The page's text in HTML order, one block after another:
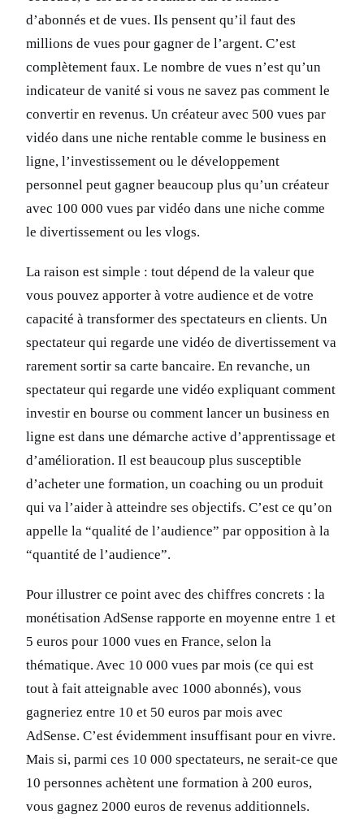
d’abonnés et de vues. Ils pensent qu’il faut des
millions de vues pour gagner de l’argent. C’est
complètement faux. Le nombre de vues n’est qu’un
indicateur de vanité si vous ne savez pas comment le
convertir en revenus. Un créateur avec 500 vues par
vidéo dans une niche rentable comme le business en
ligne, l’investissement ou le développement
personnel peut gagner beaucoup plus qu’un créateur
avec 100 000 vues par vidéo dans une niche comme
le divertissement ou les vlogs.
La raison est simple : tout dépend de la valeur que
vous pouvez apporter à votre audience et de votre
capacité à transformer des spectateurs en clients. Un
spectateur qui regarde une vidéo de divertissement va
rarement sortir sa carte bancaire. En revanche, un
spectateur qui regarde une vidéo expliquant comment
investir en bourse ou comment lancer un business en
ligne est dans une démarche active d’apprentissage et
d’amélioration. Il est beaucoup plus susceptible
d’acheter une formation, un coaching ou un produit
qui va l’aider à atteindre ses objectifs. C’est ce qu’on
appelle la “qualité de l’audience” par opposition à la
“quantité de l’audience”.
Pour illustrer ce point avec des chiffres concrets : la
monétisation AdSense rapporte en moyenne entre 1 et
5 euros pour 1000 vues en France, selon la
thématique. Avec 10 000 vues par mois (ce qui est
tout à fait atteignable avec 1000 abonnés), vous
gagneriez entre 10 et 50 euros par mois avec
AdSense. C’est évidemment insuffisant pour en vivre.
Mais si, parmi ces 10 000 spectateurs, ne serait-ce que
10 personnes achètent une formation à 200 euros,
vous gagnez 2000 euros de revenus additionnels.